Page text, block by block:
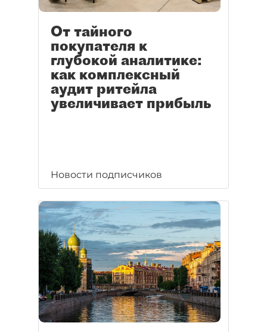
От тайного
покупателя к
глубокой аналитике:
как комплексный
аудит ритейла
увеличивает прибыль
Новости подписчиков